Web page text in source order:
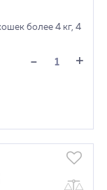
более 4 кг, 4
- +